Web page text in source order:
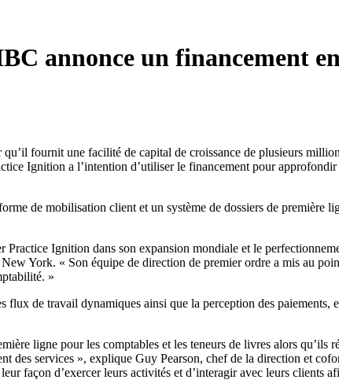
annonce un financement
fournit une facilité de capital de croissance de plusieurs
Ignition a l’intention d’utiliser le financement pour
de mobilisation client et un système de dossiers de première
Ignition dans son expansion mondiale et le
York. « Son équipe de direction de premier ordre a mis au
»
de travail dynamiques ainsi que la perception des
ligne pour les comptables et les teneurs de livres alors qu’ils
des services », explique Guy Pearson, chef de la direction et
façon d’exercer leurs activités et d’interagir avec leurs clients